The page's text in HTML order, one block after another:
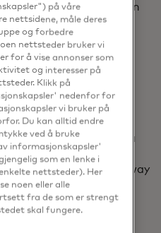
focus their investigation
costs of fraud on your
AI’s new market-
Mastercard’s global
transaction data
and cost savings of
that can deploy right away
approvals and
earlier in the
på våre
nettsidene, måle deres
og forbedre
nettsteder bruker vi
for å vise annonser som
og interesser på
Klikk på
nedenfor for
vi bruker på
Du kan alltid endre
ved å bruke
informasjonskapsler'
som en lenke i
nettsteder). Her
noen eller alle
fra de som er strengt
skal fungere.